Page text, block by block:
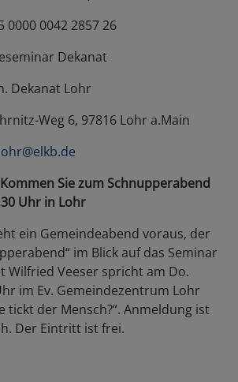
0000 0042 2857 26
Dekanat
Dekanat Lohr
Weg 6, 97816 Lohr a.Main
Sie zum Schnupperabend
Uhr in Lohr
ein Gemeindeabend voraus, der
im Blick auf das Seminar
Wilfried Veeser spricht am Do.
im Ev. Gemeindezentrum Lohr
tickt der Mensch?“. Anmeldung ist
Der Eintritt ist frei.